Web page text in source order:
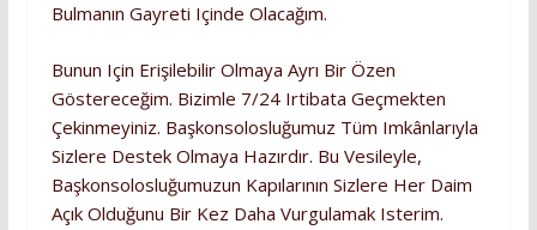
Bulmanın Gayreti Içinde Olacağım.
Bunun Için Erişilebilir Olmaya Ayrı Bir Özen
Göstereceğim. Bizimle 7/24 Irtibata Geçmekten
Çekinmeyiniz. Başkonsolosluğumuz Tüm Imkânlarıyla
Sizlere Destek Olmaya Hazırdır. Bu Vesileyle,
Başkonsolosluğumuzun Kapılarının Sizlere Her Daim
Açık Olduğunu Bir Kez Daha Vurgulamak Isterim.